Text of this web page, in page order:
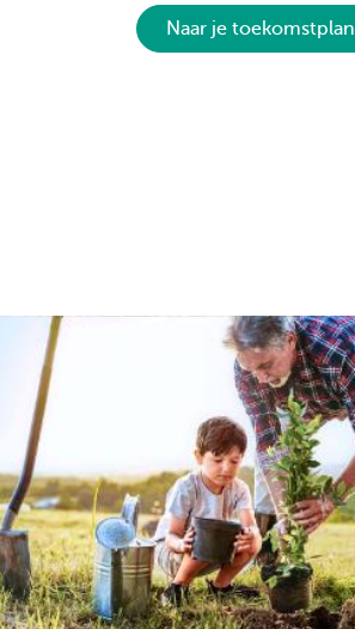
Naar je toekomstplan